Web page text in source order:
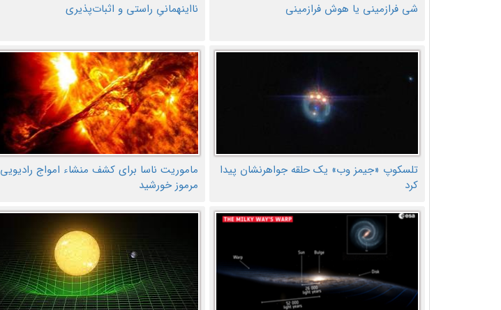
شی فرازمینی یا هوش فرازمینی نااینهمانیِ راستی و اثبات‌پذیری
تلسکوپ «جیمز وب» یک حلقه جواهرنشان پیدا
کرد
ماموریت ناسا برای کشف منشاء امواج رادیویی
مرموز خورشید